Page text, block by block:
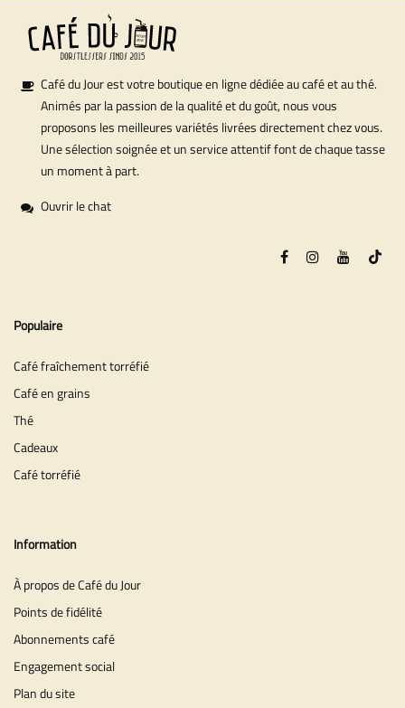
Café du Jour est votre boutique en ligne dédiée au café et au thé.
Animés par la passion de la qualité et du goût, nous vous
proposons les meilleures variétés livrées directement chez vous.
Une sélection soignée et un service attentif font de chaque tasse
un moment à part.
Ouvrir le chat
Populaire
Café fraîchement torréfié
Café en grains
Thé
Cadeaux
Café torréfié
Information
À propos de Café du Jour
Points de fidélité
Abonnements café
Engagement social
Plan du site